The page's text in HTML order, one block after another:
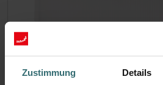
Zustimmung Details